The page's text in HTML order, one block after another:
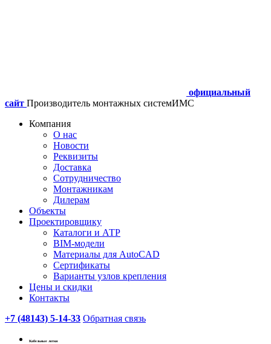
официальный
сайт Производитель монтажных системИМС
Компания
О нас
Новости
Реквизиты
Доставка
Сотрудничество
Монтажникам
Дилерам
Объекты
Проектировщику
Каталоги и АТР
BIM-модели
Материалы для AutoCAD
Сертификаты
Варианты узлов крепления
Цены и скидки
Контакты
+7 (48143) 5-14-33 Обратная связь
Кабельные лотки